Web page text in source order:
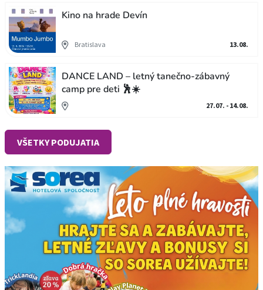
Kino na hrade Devín
Bratislava 13.08.
DANCE LAND – letný tanečno-zábavný
camp pre deti 🕺☀️
27.07. - 14.08.
VŠETKY PODUJATIA